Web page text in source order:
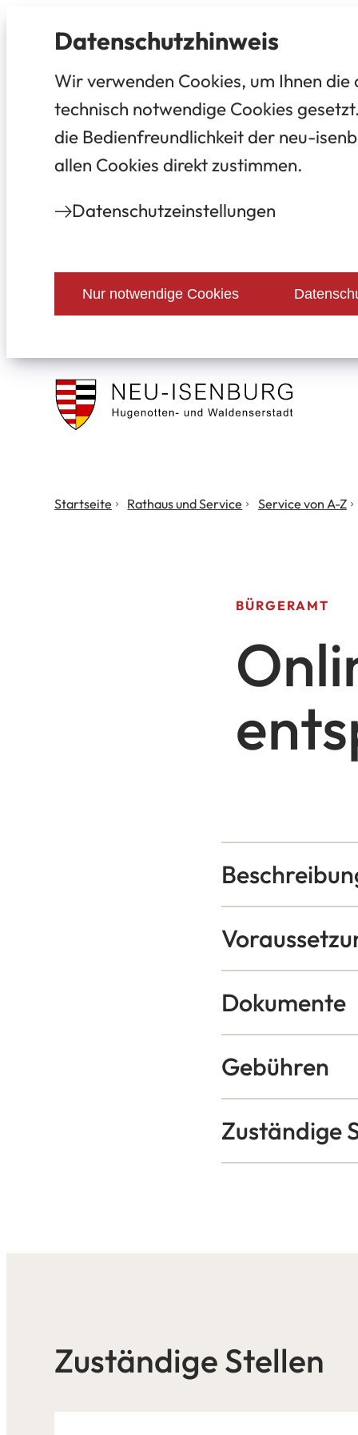
Datenschutz­hinweis
Wir verwenden Cookies, um Ihnen
technisch notwendige Cookies
die Bedienfreundlichkeit der neu-
allen Cookies direkt zustimmen.
Datenschutz­einstellungen
Nur notwendige Cookies
Stadt
Isenburg
Startseite Rathaus und Service Service von A-Z
BÜRGERAMT
Dokumente
Gebühren
Zuständige
Zuständige Stellen